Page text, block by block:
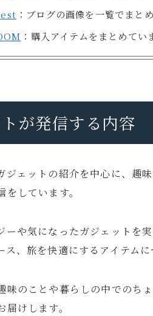
：ブログの画像を一覧でまと
：購入アイテムをまとめてい
が発信する内容
ジェットの紹介を中心に、趣
しています。
ーや気になったガジェットを
ス、旅を快適にするアイテムに
味のことや暮らしの中でのち
けします。